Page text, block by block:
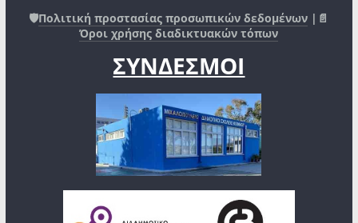
🛡️Πολιτική προστασίας προσωπικών δεδομένων |📄
Όροι χρήσης διαδικτυακών τόπων
ΣΥΝΔΕΣΜΟΙ